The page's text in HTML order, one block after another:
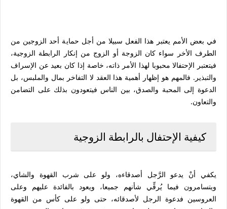
في بعض الأمم يعتبر هذا الفعل سبيلا من أجل حماية أحد الزوجين من
الطرف الأخر سواء كان الزوجة أو الزوج من إنكار الرابطة الزوجية،
فيتعتبر الإحتفالا محبوبا لهذا الأمر ذاته، خاصة إذا كان بعيد عن الإسراف
والتبذير. فالمهم هو إظهار أهمية هذا العقد لا التفاخر بمال والملبس، بل
الدعوة إلى المحبة والصدق، بين الناس فيتعودون بذلك على التضامن
والتعاون.
كيفية الإحتفال بالرابطة الزوجية
يكفي أنْ يدعو الرَّجل أصدقاءه، ولو على شرب القهوة والشاي،
ويتسامرون فيما يُرقِّي شأنهم جميعا، ويعود بالفائدة عليهم وعلى
العروسين فدعوة الرجل لأصدقائه، حتى ولو على كأس من القهوة